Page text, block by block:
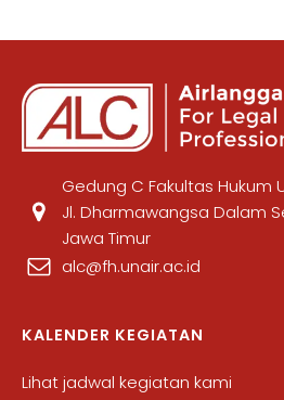
Gedung C Fakultas Hukum
Jl. Dharmawangsa Dalam
Jawa Timur
alc@fh.unair.ac.id
KALENDER KEGIATAN
Lihat jadwal kegiatan kami